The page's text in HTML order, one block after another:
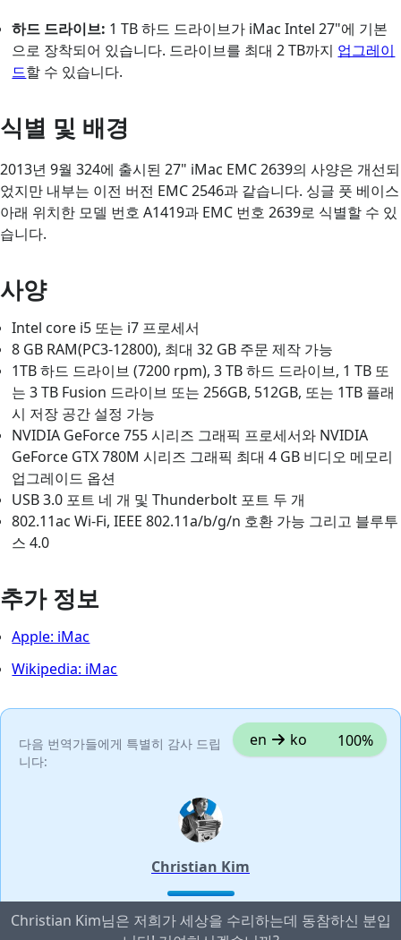
하드 드라이브: 1 TB 하드 드라이브가 iMac Intel 27"에 기본
으로 장착되어 있습니다. 드라이브를 최대 2 TB까지 업그레이
드할 수 있습니다.
식별 및 배경
2013년 9월 324에 출시된 27" iMac EMC 2639의 사양은 개선되
었지만 내부는 이전 버전 EMC 2546과 같습니다. 싱글 풋 베이스
아래 위치한 모델 번호 A1419과 EMC 번호 2639로 식별할 수 있
습니다.
사양
Intel core i5 또는 i7 프로세서
8 GB RAM(PC3-12800), 최대 32 GB 주문 제작 가능
1TB 하드 드라이브 (7200 rpm), 3 TB 하드 드라이브, 1 TB 또
는 3 TB Fusion 드라이브 또는 256GB, 512GB, 또는 1TB 플래
시 저장 공간 설정 가능
NVIDIA GeForce 755 시리즈 그래픽 프로세서와 NVIDIA
GeForce GTX 780M 시리즈 그래픽 최대 4 GB 비디오 메모리
업그레이드 옵션
USB 3.0 포트 네 개 및 Thunderbolt 포트 두 개
802.11ac Wi-Fi, IEEE 802.11a/b/g/n 호환 가능 그리고 블루투
스 4.0
추가 정보
Apple: iMac
Wikipedia: iMac
다음 번역가들에게 특별히 감사 드립
니다:
en ko 100%
Christian Kim
Christian Kim님은 저희가 세상을 수리하는데 동참하신 분입